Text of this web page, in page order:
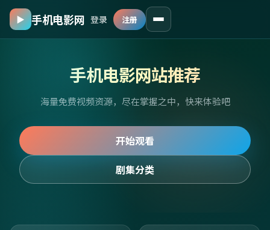
▶ 手机电影网 登录 注册
手机电影网站推荐
海量免费视频资源，尽在掌握之中，快来体验吧
开始观看
剧集分类